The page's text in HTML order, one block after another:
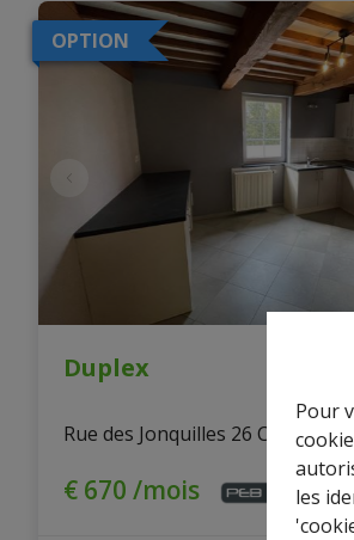
Pour
les
OPTION
Duplex
Rue des Jonquilles 26 C, 6680
€ 670 /mois